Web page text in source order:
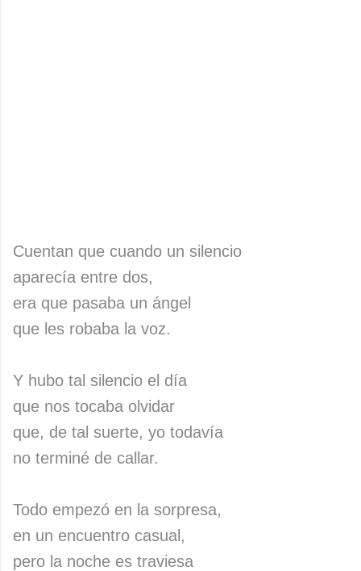
Cuentan que cuando un silencio
aparecía entre dos,
era que pasaba un ángel
que les robaba la voz.
Y hubo tal silencio el día
que nos tocaba olvidar
que, de tal suerte, yo todavía
no terminé de callar.
Todo empezó en la sorpresa,
en un encuentro casual,
pero la noche es traviesa